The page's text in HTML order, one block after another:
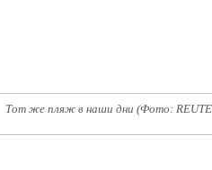
Тот же пляж в наши дни (Фото: